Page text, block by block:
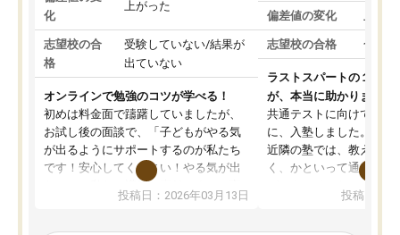
化
上がった
志望校の合
格
受験していない/結果が
出ていない
オンラインで勉強のコツが学べる！
初めは料金面で躊躇していましたが、
お試し後の面談で、「子どもがやる気
が出るようにサポートするのが私たち
です！安心してください！やる気が出
ないのは私たち講師の責任です」と言
ってくださり、確かに！と考えて、思
投稿日：2026年03月13日
偏差値の変化 上が
志望校の合格 合格
ラストスパートの１か月
が、本当に助かりました
共通テストに向けての追
に、入塾しました。田舎
近隣の塾では、教えても
く、かといって通うには
可能なので本当に助か
投稿日：